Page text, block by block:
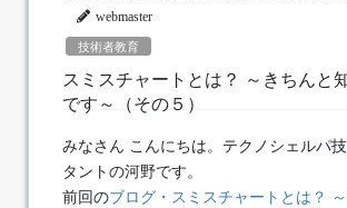
webmaster
技術者教育
スミスチャートとは？ ～きちんと
です～（その５）
みなさん こんにちは。テクノシェルパ
タントの河野です。
前回のブログ・スミスチャートとは？